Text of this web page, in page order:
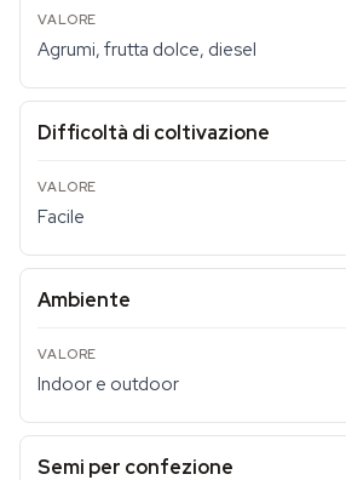
Agrumi, frutta dolce, diesel
Difficoltà di coltivazione
Facile
Ambiente
Indoor e outdoor
Semi per confezione